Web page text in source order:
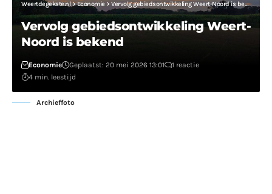
Weertdegekste.nl>Economie > Vervolg gebiedsontwikkeling Weert-Noord is bekend
Vervolg gebiedsontwikkeling Weert-
Noord is bekend
Economie Geplaatst: 20 mei 2026 13:01
1 reactie
4 min. leestijd
Archieffoto